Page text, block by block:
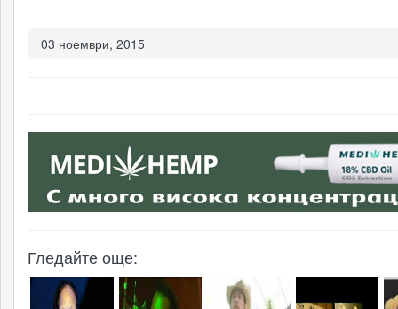
03 ноември, 2015
Гледайте още: